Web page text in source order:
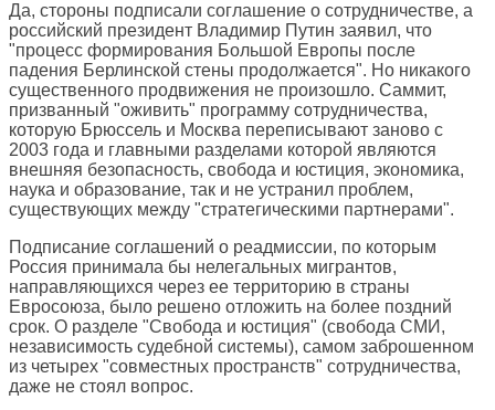
Да, стороны подписали соглашение о сотрудничестве, а
российский президент Владимир Путин заявил, что
"процесс формирования Большой Европы после
падения Берлинской стены продолжается". Но никакого
существенного продвижения не произошло. Саммит,
призванный "оживить" программу сотрудничества,
которую Брюссель и Москва переписывают заново с
2003 года и главными разделами которой являются
внешняя безопасность, свобода и юстиция, экономика,
наука и образование, так и не устранил проблем,
существующих между "стратегическими партнерами".
Подписание соглашений о реадмиссии, по которым
Россия принимала бы нелегальных мигрантов,
направляющихся через ее территорию в страны
Евросоюза, было решено отложить на более поздний
срок. О разделе "Свобода и юстиция" (свобода СМИ,
независимость судебной системы), самом заброшенном
из четырех "совместных пространств" сотрудничества,
даже не стоял вопрос.